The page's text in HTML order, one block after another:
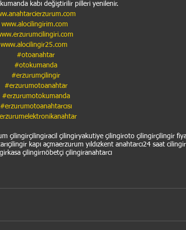
kabı değiştirilir pilleri yenilenir.
www.alocilingirim.com
www.alocilingir25.com
#otoanahtar
#otokumanda
#erzurumçilingir
#erzurumotoanahtar
#erzurumotokumanda
#erzurumotoanahtarcısı
çilingirçilingiracil çilingiryakutiye çilingiroto çilingirçilingir
çilingir kapı açmaerzurum yıldızkent anahtarcı24 saat cilingir
kasa çilingirnöbetçi çilingiranahtarcı